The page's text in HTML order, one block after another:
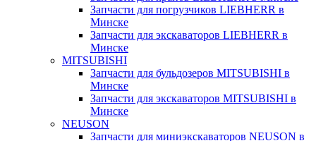
Запчасти для погрузчиков LIEBHERR в
Минске
Запчасти для экскаваторов LIEBHERR в
Минске
MITSUBISHI
Запчасти для бульдозеров MITSUBISHI в
Минске
Запчасти для экскаваторов MITSUBISHI в
Минске
NEUSON
Запчасти для миниэкскаваторов NEUSON в